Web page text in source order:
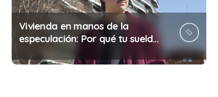
Vivienda en manos de la
especulación: Por qué tu sueldo